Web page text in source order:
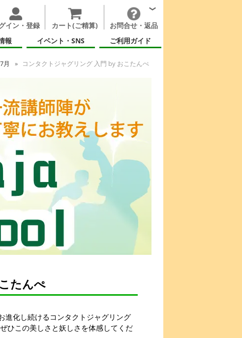
イン・登録 カート(ご精算)
お問合せ・返品
報 イベント・SNS ご利用ガイド
月 コンタクトジャグリング 入門 by おこたんぺ
たんぺ
進化し続けるコンタクトジャグリング
ひこの美しさと妖しさを体感してくだ